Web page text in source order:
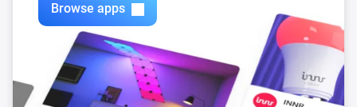
Browse apps